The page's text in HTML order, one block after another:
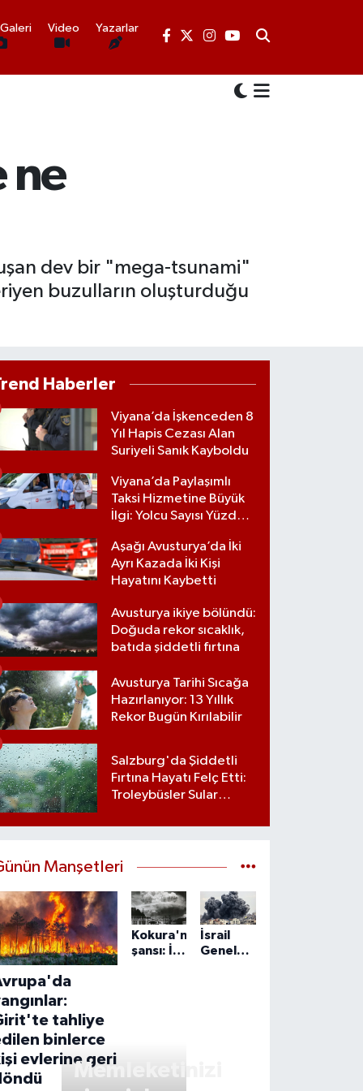
Video Yazarlar
ne
dev bir "mega-tsunami"
buzulların oluşturduğu
Haberler
Viyana’da İşkenceden 8
Yıl Hapis Cezası Alan
Suriyeli Sanık Kayboldu
Viyana’da Paylaşımlı
Taksi Hizmetine Büyük
İlgi: Yolcu Sayısı Yüzde
Aşağı Avusturya’da İki
Ayrı Kazada İki Kişi
Hayatını Kaybetti
Avusturya ikiye bölündü:
Doğuda rekor sıcaklık,
batıda şiddetli fırtına
Avusturya Tarihi Sıcağa
Hazırlanıyor: 13 Yıllık
Rekor Bugün Kırılabilir
Salzburg'da Şiddetli
Fırtına Hayatı Felç Etti:
Troleybüsler Sular
Manşetleri
tahliye
binlerce
evlerine geri
Kokura'nın
şansı: İki
İsrail
Genelkurmay
Memleketinizi